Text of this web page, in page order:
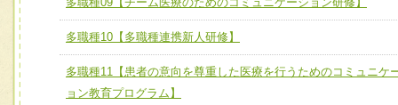
チーム07【病院職員に対する院内感染対策教育チーム】
チーム08【地域関係機関と連携した小児リハビリテーショ
チーム09【術前から始める周術期リハビリテーションチー
多職種10【多職種連携新人研修】
多職種11【患者の意向を尊重した医療を行うためのコミュニケ
ョン教育プログラム】